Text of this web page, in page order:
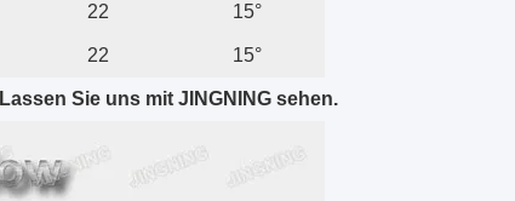
22 15°
22 15°
Sie uns mit JINGNING sehen.